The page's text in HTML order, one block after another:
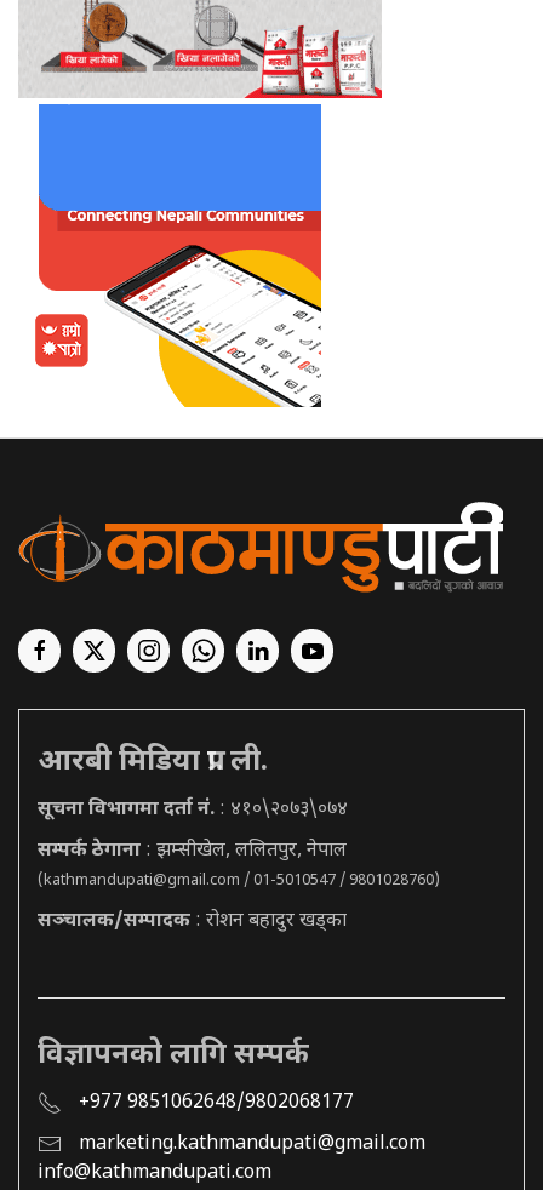
आरबी मिडिया प्रा. ली.
सूचना विभागमा दर्ता नं. : ४१०\२०७३\०७४
सम्पर्क ठेगाना : झम्सीखेल, ललितपुर, नेपाल
(kathmandupati@gmail.com / 01-5010547 / 9801028760)
सञ्चालक/सम्पादक : रोशन बहादुर खड्का
विज्ञापनको लागि सम्पर्क
+977 9851062648/9802068177
marketing.kathmandupati@gmail.com
info@kathmandupati.com